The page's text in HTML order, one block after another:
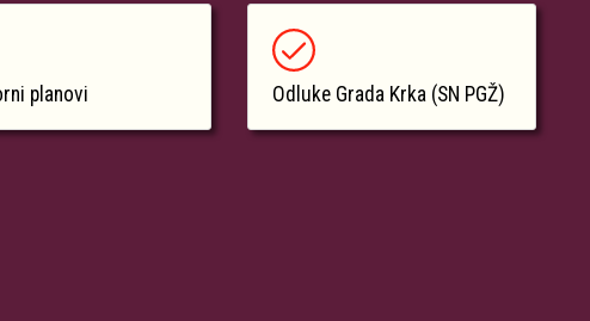
planovi Odluke Grada Krka (SN PGŽ)